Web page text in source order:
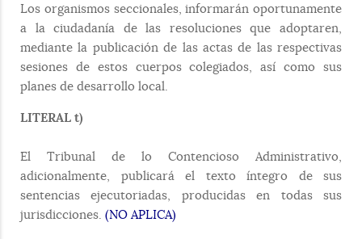
Los organismos seccionales, informarán oportunamente
a la ciudadanía de las resoluciones que adoptaren,
mediante la publicación de las actas de las respectivas
sesiones de estos cuerpos colegiados, así como sus
planes de desarrollo local.
LITERAL t)
El Tribunal de lo Contencioso Administrativo,
adicionalmente, publicará el texto íntegro de sus
sentencias ejecutoriadas, producidas en todas sus
jurisdicciones. (NO APLICA)